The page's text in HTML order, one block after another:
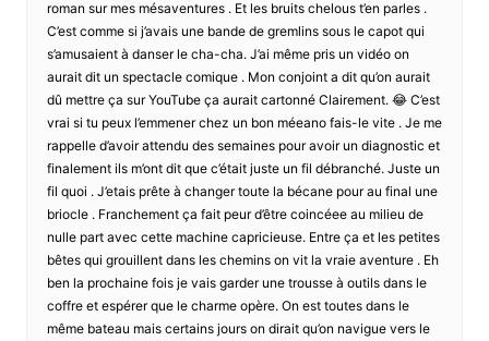
roman sur mes mésaventures . Et les bruits chelous t’en parles .
C’est comme si j’avais une bande de gremlins sous le capot qui
s’amusaient à danser le cha-cha. J’ai même pris un vidéo on
aurait dit un spectacle comique . Mon conjoint a dit qu’on aurait
dû mettre ça sur YouTube ça aurait cartonné Clairement. 😂 C’est
vrai si tu peux l’emmener chez un bon méeano fais-le vite . Je me
rappelle d’avoir attendu des semaines pour avoir un diagnostic et
finalement ils m’ont dit que c’était juste un fil débranché. Juste un
fil quoi . J’etais prête à changer toute la bécane pour au final une
briocle . Franchement ça fait peur d’être coincéee au milieu de
nulle part avec cette machine capricieuse. Entre ça et les petites
bêtes qui grouillent dans les chemins on vit la vraie aventure . Eh
ben la prochaine fois je vais garder une trousse à outils dans le
coffre et espérer que le charme opère. On est toutes dans le
même bateau mais certains jours on dirait qu’on navigue vers le